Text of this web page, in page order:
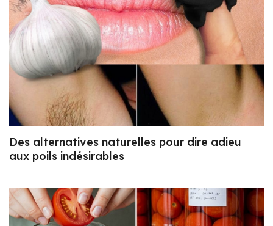
Des alternatives naturelles pour dire adieu
aux poils indésirables